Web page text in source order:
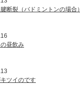
断裂（バドミントンの場合）
昼飲み
ツイのです